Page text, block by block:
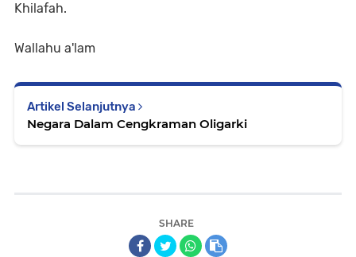
Khilafah.
Wallahu a'lam
Artikel Selanjutnya
Negara Dalam Cengkraman Oligarki
SHARE